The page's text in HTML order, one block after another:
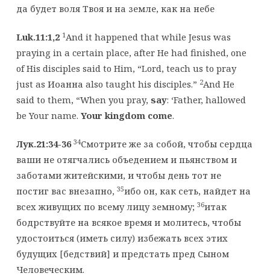
да будет воля Твоя и на земле, как на небе
Luk.11:1,2 1And it happened that while Jesus was
praying in a certain place, after He had finished, one
of His disciples said to Him, “Lord, teach us to pray
just as Иоанна also taught his disciples.” 2And He
said to them, “When you pray, say: ‘Father, hallowed
be Your name. Your kingdom come.
Лук.21:34-36 34Смотрите же за собой, чтобы сердца
ваши не отягчались объедением и пьянством и
заботами житейскими, и чтобы день тот не
постиг вас внезапно, 35ибо он, как сеть, найдет на
всех живущих по всему лицу земному; 36итак
бодрствуйте на всякое время и молитесь, чтобы
удостоиться (иметь силу) избежать всех этих
будущих [бедствий] и предстать пред Сыном
Человеческим.